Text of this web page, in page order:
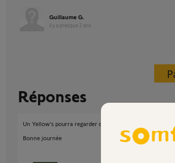
Guillaume G.
il y a presque 2 ans
Réponses
Un Yellow's pourra regarder ca si vous posez ici le pin box.
Bonne journée